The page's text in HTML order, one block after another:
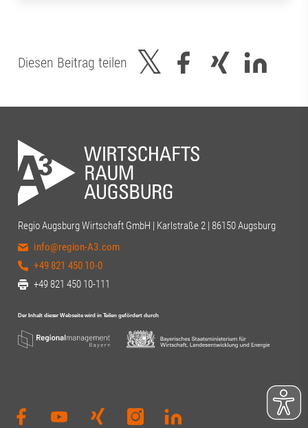
Diesen Beitrag teilen
Regio Augsburg Wirtschaft GmbH | Karlstraße 2 | 86150 Augsburg
info@region-A3.com
+49 821 450 10-0
+49 821 450 10-111